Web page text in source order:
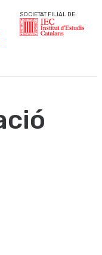
SOCIETAT FILIAL DE: